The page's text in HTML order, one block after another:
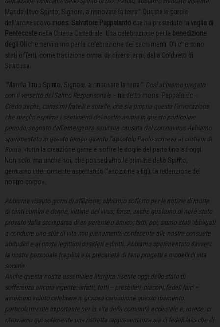
Manda il tuo Spirito, Signore, a rinnovare la terra “. Queste le parole
dell’arcivescovo mons. Salvatore Pappalardo che ha presieduto la veglia di
Pentecoste nella Chiesa Cattedrale. Una celebrazione per la benedizione
degli Oli che serviranno per la celebrazione dei sacramenti. Oli che sono
stati offerti, come tradizione ormai da diversi anni, dalla Coldiretti di
Siracusa.
“Manda il tuo Spirito, Signore, a rinnovare la terra ”. Così abbiamo pregato
con il versetto del Salmo Responsoriale –
ha detto mons. Pappalardo
Credo anche, carissimi fratelli e sorelle, che sia propria questa l’invocazione
che meglio esprime i sentimenti del nostro animo in questo particolare
periodo, segnato dall’emergenza sanitaria causata dal coronavirus.Abbiamo
sperimentato in questo tempo quanto l’apostolo Paolo scriveva ai cristiani di
Roma: «tutta la creazione geme e soffre le doglie del parto fino ad oggi.
Non solo, ma anche noi, che possediamo le primizie dello Spirito,
gemiamo interiormente aspettando l’adozione a figli, la redenzione del
nostro corpo».
Abbiamo vissuto giorni di afflizione; abbiamo sofferto per le notizie di morte
di tanti uomini e donne, vittime del virus; forse, anche qualcuno di noi è stato
provato dalla scomparsa di un parente o amico; tutti, poi, siamo stati obbligati
a condurre uno stile di vita non pienamente confacente alle nostre consuete
abitudini e ai nostri legittimi desideri e diritti. Abbiamo sperimentato davvero
la nostra personale fragilità e la precarietà di tanti progetti e modelli di vita
sociale.
Anche questa nostra assemblea liturgica risente oggi dello stato di
sofferenza ancora vigente: infatti, tutti – presbiteri, diaconi, fedeli laici –
avremmo voluto celebrare in gioiosa comunione questo momento
particolarmente importante per la vita della comunità ecclesiale e, invece, ci
ritroviamo qui solamente una ristretta rappresentanza sia di fedeli laici che di